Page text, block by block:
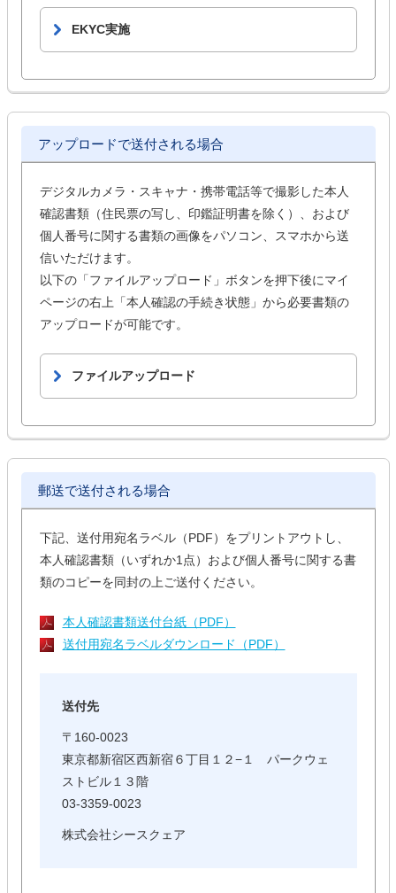
EKYC実施
アップロードで送付される場合
デジタルカメラ・スキャナ・携帯電話等で撮影した本人
確認書類（住民票の写し、印鑑証明書を除く）、および
個人番号に関する書類の画像をパソコン、スマホから送
信いただけます。
以下の「ファイルアップロード」ボタンを押下後にマイ
ページの右上「本人確認の手続き状態」から必要書類の
アップロードが可能です。
ファイルアップロード
郵送で送付される場合
下記、送付用宛名ラベル（PDF）をプリントアウトし、
本人確認書類（いずれか1点）および個人番号に関する書
類のコピーを同封の上ご送付ください。
本人確認書類送付台紙（PDF）
送付用宛名ラベルダウンロード（PDF）
送付先
〒160-0023
東京都新宿区西新宿６丁目１２−１ パークウェ
ストビル１３階
03-3359-0023
株式会社シースクェア